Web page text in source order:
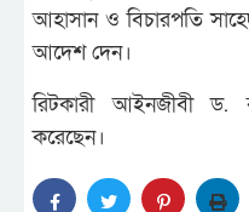
আহাসান ও বিচারপতি
আদেশ দেন।
রিটকারী আইনজীবী ড.
করেছেন।